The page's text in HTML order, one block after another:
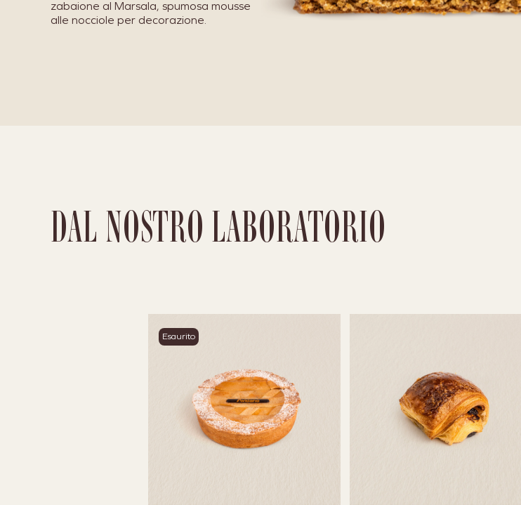
zabaione al Marsala, spumosa mousse
alle nocciole per decorazione.
DAL NOSTRO LABORATORIO
Esaurito